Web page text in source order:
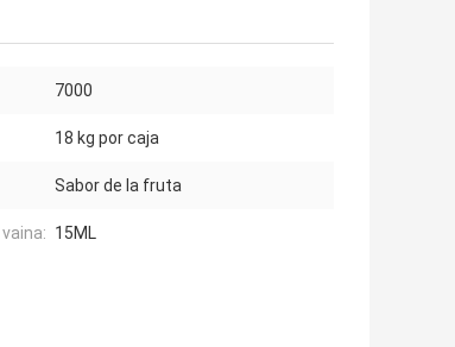
7000
18 kg por caja
Sabor de la fruta
15ML